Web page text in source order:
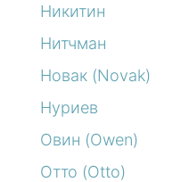
Никитин
Нитчман
Новак (Novak)
Нуриев
Овин (Owen)
Отто (Otto)